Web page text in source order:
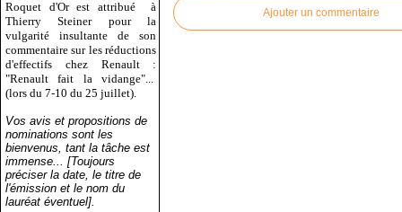
Roquet d'Or est attribué
à
Thierry Steiner pour la
vulgarité insultante de son
commentaire sur les réductions
d'effectifs chez Renault :
"Renault fait la vidange"...
(lors du 7-10 du 25 juillet).
Vos avis et propositions de
nominations sont les
bienvenus, tant la tâche est
immense... [Toujours
préciser la date, le titre de
l'émission et le nom du
lauréat éventuel].
Ajouter un commentaire